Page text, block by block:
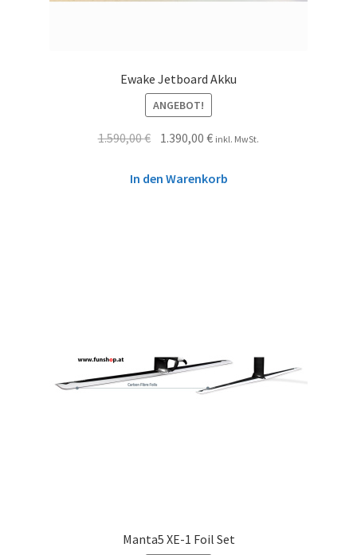
Ewake Jetboard Akku
ANGEBOT!
1.590,00€ 1.390,00€ inkl. MwSt.
In den Warenkorb
Manta5 XE-1 Foil Set